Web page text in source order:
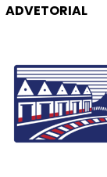
ADVETORIAL